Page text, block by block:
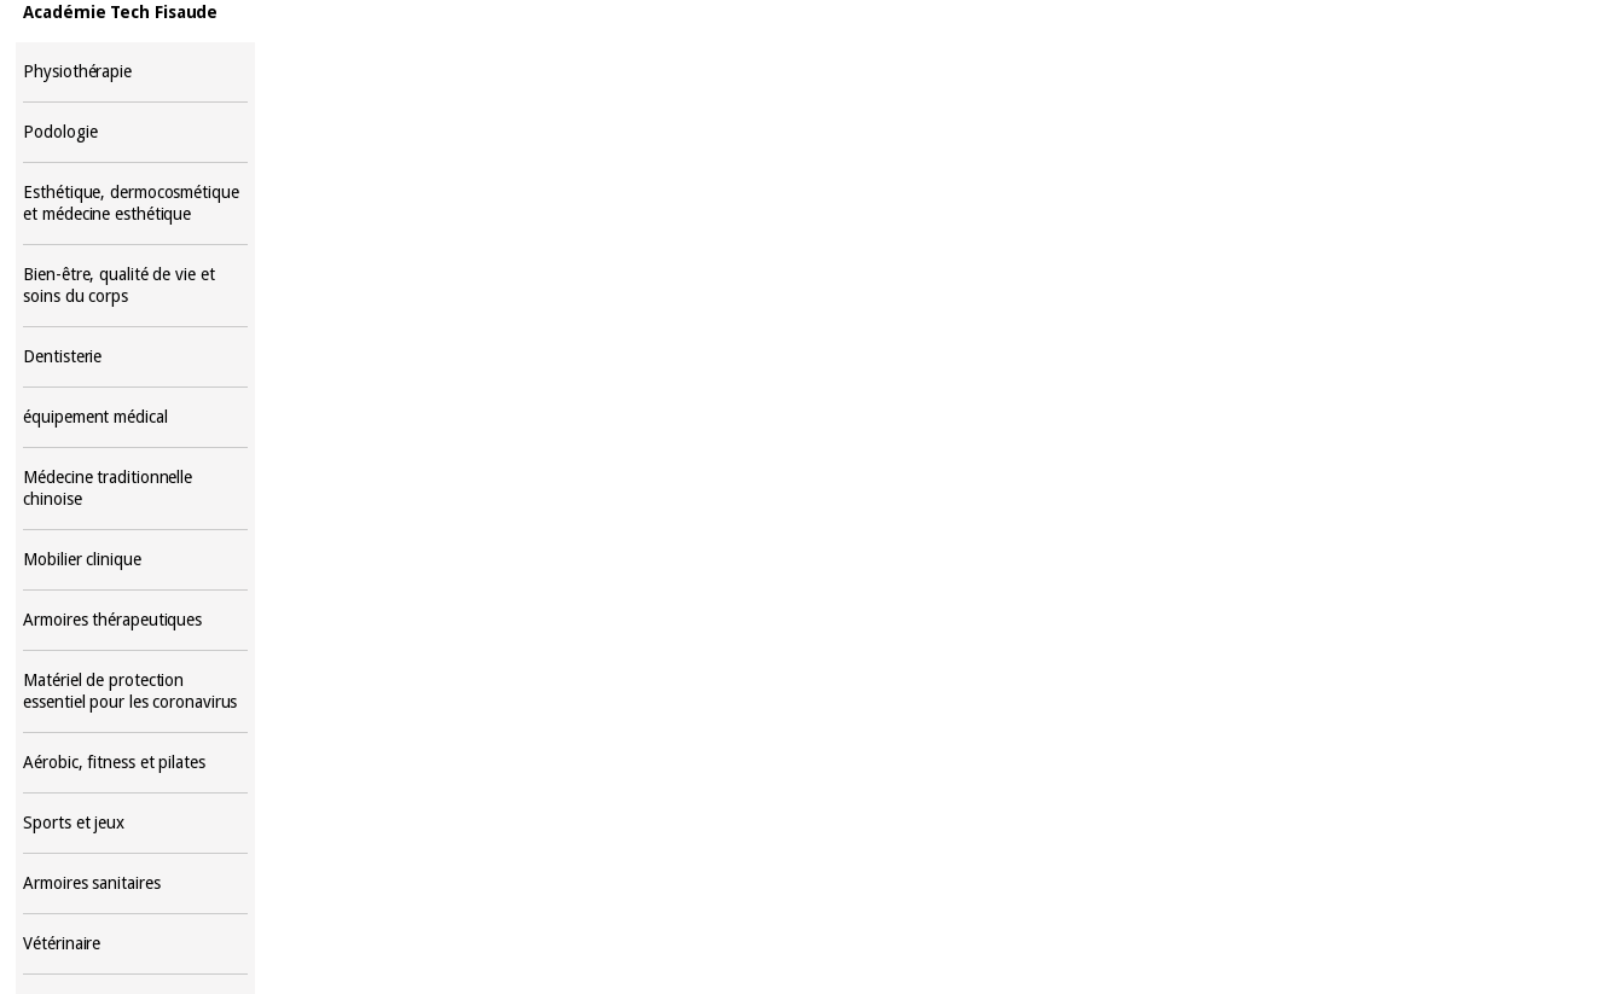
Académie Tech Fisaude
Physiothérapie
Podologie
Esthétique, dermocosmétique
et médecine esthétique
Bien-être, qualité de vie et
soins du corps
Dentisterie
équipement médical
Médecine traditionnelle
chinoise
Mobilier clinique
Armoires thérapeutiques
Matériel de protection
essentiel pour les coronavirus
Aérobic, fitness et pilates
Sports et jeux
Armoires sanitaires
Vétérinaire